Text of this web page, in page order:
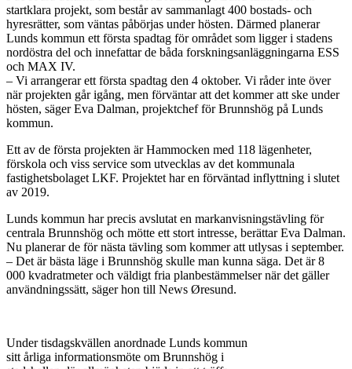
startklara projekt, som består av sammanlagt 400 bostads- och
hyresrätter, som väntas påbörjas under hösten. Därmed planerar
Lunds kommun ett första spadtag för området som ligger i stadens
nordöstra del och innefattar de båda forskningsanläggningarna ESS
och MAX IV.
– Vi arrangerar ett första spadtag den 4 oktober. Vi råder inte över
när projekten går igång, men förväntar att det kommer att ske under
hösten, säger Eva Dalman, projektchef för Brunnshög på Lunds
kommun.
Ett av de första projekten är Hammocken med 118 lägenheter,
förskola och viss service som utvecklas av det kommunala
fastighetsbolaget LKF. Projektet har en förväntad inflyttning i slutet
av 2019.
Lunds kommun har precis avslutat en markanvisningstävling för
centrala Brunnshög och mötte ett stort intresse, berättar Eva Dalman.
Nu planerar de för nästa tävling som kommer att utlysas i september.
– Det är bästa läge i Brunnshög skulle man kunna säga. Det är 8
000 kvadratmeter och väldigt fria planbestämmelser när det gäller
användningssätt, säger hon till News Øresund.
Under tisdagskvällen anordnade Lunds kommun
sitt årliga informationsmöte om Brunnshög i